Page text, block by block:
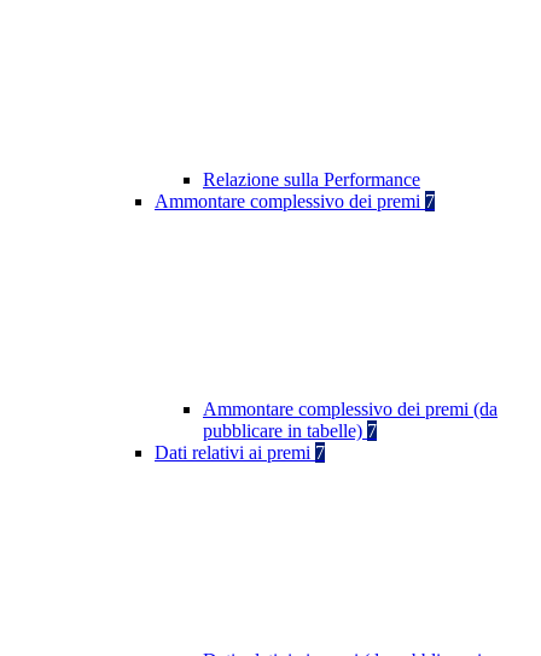
Relazione sulla Performance
Ammontare complessivo dei premi 7
Ammontare complessivo dei premi (da
pubblicare in tabelle) 7
Dati relativi ai premi 7